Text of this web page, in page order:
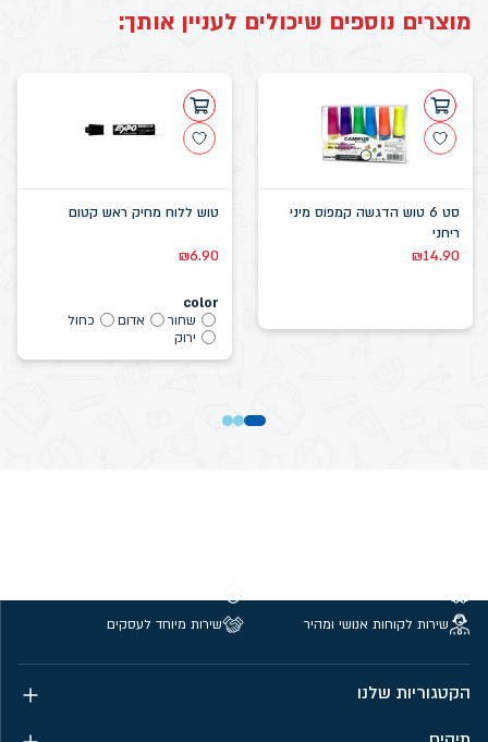
מוצרים נוספים שיכולים לעניין אותך:
סט 6 טוש הדגשה קמפוס מיני
ריחני
₪14.90
טוש ללוח מחיק ראש קטום
₪6.90
color
שחור
אדום
כחול
ירוק
שירות לקוחות אנושי ומהיר
שירות מיוחד לעסקים
הקטגוריות שלנו